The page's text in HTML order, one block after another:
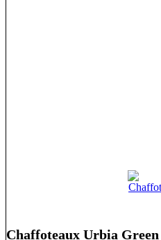
Chaffoteaux Urbia Green